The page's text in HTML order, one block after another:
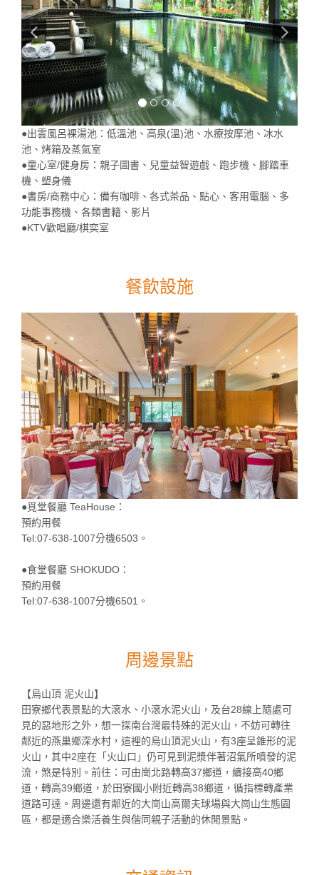
●出雲風呂裸湯池：低溫池、高泉(溫)池、水療按摩池、冰水
池、烤箱及蒸氣室
●童心室/健身房：親子圖書、兒童益智遊戲、跑步機、腳踏車
機、塑身儀
●書房/商務中心：備有咖啡、各式茶品、點心、客用電腦、多
功能事務機、各類書籍、影片
●KTV歡唱廳/棋奕室
餐飲設施
●覓堂餐廳 TeaHouse：
預約用餐
Tel:07-638-1007分機6503。
●食堂餐廳 SHOKUDO：
預約用餐
Tel:07-638-1007分機6501。
周邊景點
【烏山頂 泥火山】
田寮鄉代表景點的大滾水、小滾水泥火山，及台28線上隨處可
見的惡地形之外，想一探南台灣最特殊的泥火山，不妨可轉往
鄰近的燕巢鄉深水村，這裡的烏山頂泥火山，有3座呈錐形的泥
火山，其中2座在「火山口」仍可見到泥漿伴著沼氣所噴發的泥
流，煞是特別。前往：可由崗北路轉高37鄉道，續接高40鄉
道，轉高39鄉道，於田寮國小附近轉高38鄉道，循指標轉產業
道路可達。周邊還有鄰近的大崗山高爾夫球場與大崗山生態園
區，都是適合樂活養生與偕同親子活動的休閒景點。